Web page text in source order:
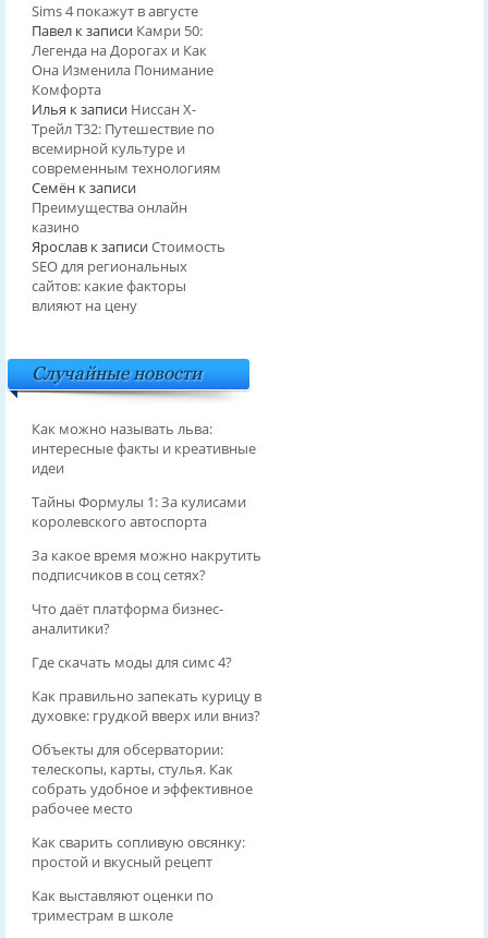
Sims 4 покажут в августе
Павелк записи Камри 50:
Легенда на Дорогах и Как
Она Изменила Понимание
Комфорта
Илья к записи Ниссан Х-
Трейл T32: Путешествие по
всемирной культуре и
современным технологиям
Семёнк записи
Преимущества онлайн
казино
Ярославк записиСтоимость
SEO для региональных
сайтов: какие факторы
влияют на цену
Случайные новости
Как можно называть льва:
интересные факты и креативные
идеи
Тайны Формулы 1: За кулисами
королевского автоспорта
За какое время можно накрутить
подписчиков в соц сетях?
Что даёт платформа бизнес-
аналитики?
Где скачать моды для симс 4?
Как правильно запекать курицу в
духовке: грудкой вверх или вниз?
Объекты для обсерватории:
телескопы, карты, стулья. Как
собрать удобное и эффективное
рабочее место
Как сварить сопливую овсянку:
простой и вкусный рецепт
Как выставляют оценки по
триместрам в школе